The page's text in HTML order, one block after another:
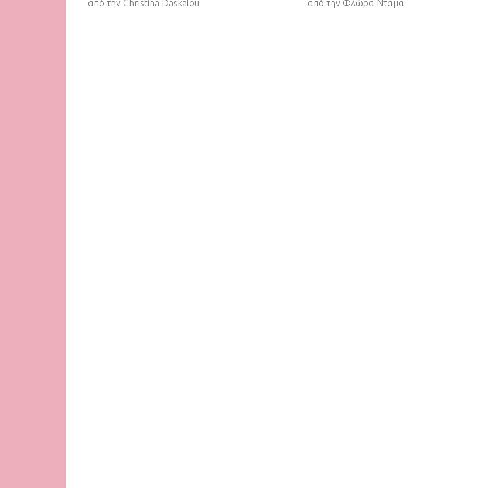
από την Christina Daskalou από την Φλώρα Ντάμα